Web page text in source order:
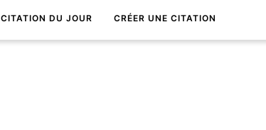
CITATION DU JOUR CRÉER UNE CITATION